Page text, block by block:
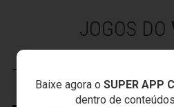
Baixe agora o SUPER APP
dentro de
JOGOS DO
VOZÃO